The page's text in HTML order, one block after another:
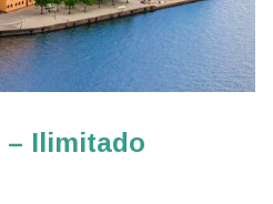
– Ilimitado